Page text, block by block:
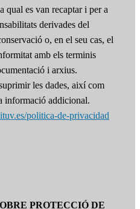
qual es van recaptar i per a
derivades del
o, en el seu cas, el
amb els terminis
i arxius.
les dades, així com
informació addicional.
politica-de-privacidad
PROTECCIÓ DE